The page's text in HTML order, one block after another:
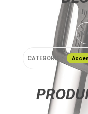
CATEGORIE :